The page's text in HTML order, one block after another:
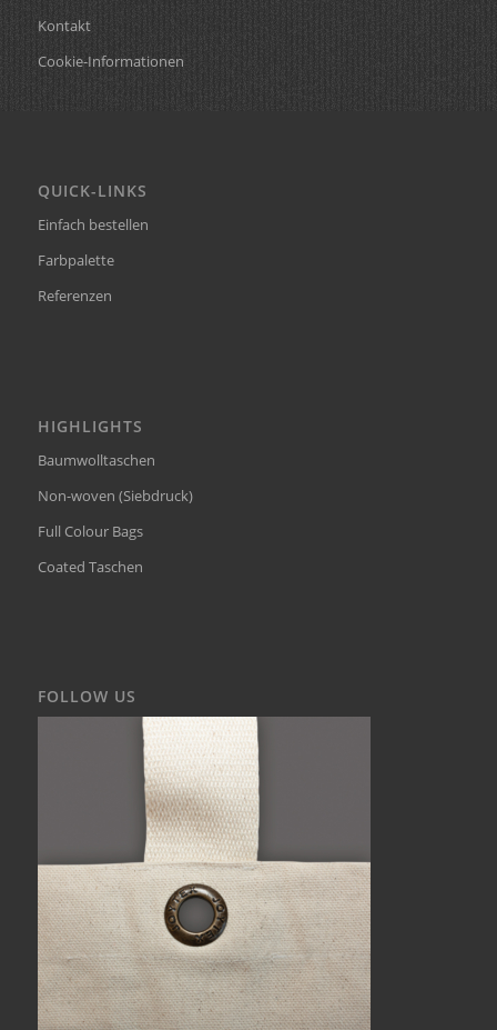
Kontakt
Cookie-Informationen
QUICK-LINKS
Einfach bestellen
Farbpalette
Referenzen
HIGHLIGHTS
Baumwolltaschen
Non-woven (Siebdruck)
Full Colour Bags
Coated Taschen
FOLLOW US